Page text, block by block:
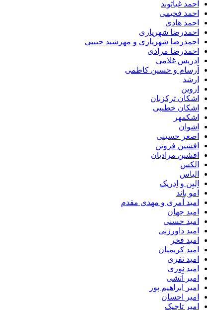
احمد غیاثوند
احمد فخیمی
احمد هادی
احمدرضا شهریاری
احمدرضا شهریاری و مهرشید حبیبی
احمدرضا مرادی
ادریس غلامی
اَرسام و حسین کاظمی
ارشد
اروین
اشکان ترکزبان
اشکان خطیبی
اشکمهر
اشوان
اصغر حسینی
افشین فروتن
افشین مرادیان
الکس
الیاس
اِلیِن و اِدریک
امو باند
امید آمری و مهدی مقدم
امید جهان
امید حسنی
امید داورزنی
امید فخر
امید کریمیان
امید نفری
امید نوری
امیر آتشی
امیر ابراهیم پور
امیر احسان
امیر تاجیک